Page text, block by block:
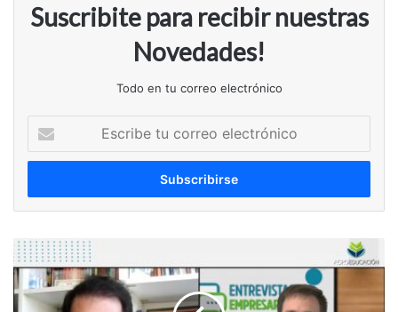
Suscribite para recibir nuestras
Novedades!
Todo en tu correo electrónico
correo
Entrevistas
empresarias
con
Claudio